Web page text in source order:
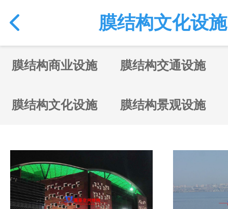
膜结构文化设施
膜结构商业设施 膜结构交通设施
膜结构文化设施 膜结构景观设施